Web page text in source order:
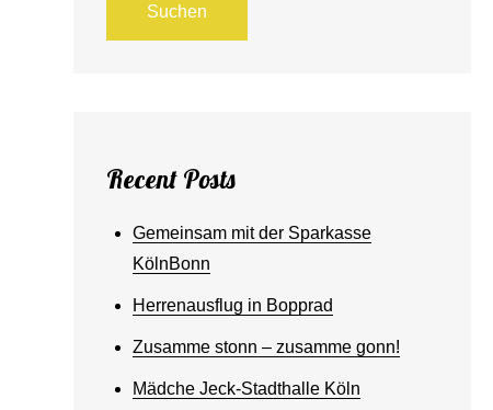
Suchen
Recent Posts
Gemeinsam mit der Sparkasse
KölnBonn
Herrenausflug in Bopprad
Zusamme stonn – zusamme gonn!
Mädche Jeck-Stadthalle Köln